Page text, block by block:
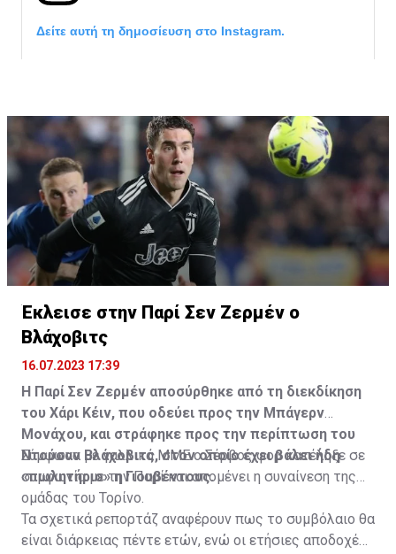
Δείτε αυτή τη δημοσίευση στο Instagram.
Έκλεισε στην Παρί Σεν Ζερμέν ο
Βλάχοβιτς
16.07.2023 17:39
Η Παρί Σεν Ζερμέν αποσύρθηκε από τη διεκδίκηση
του Χάρι Κέιν, που οδεύει προς την Μπάγερν
Μονάχου, και στράφηκε προς την περίπτωση του
Ντούσαν Βλάχοβιτς, στον οποίο έχει βάλει ήδη
«πωλητήριο» η Γιουβέντους.
Σύμφωνα με γαλλικά ΜΜΕ ο Σέρβος φορ κατέληξε σε
συμφωνία με την Παρί και απομένει η συναίνεση της
ομάδας του Τορίνο.
Τα σχετικά ρεπορτάζ αναφέρουν πως το συμβόλαιο θα
είναι διάρκειας πέντε ετών, ενώ οι ετήσιες αποδοχές